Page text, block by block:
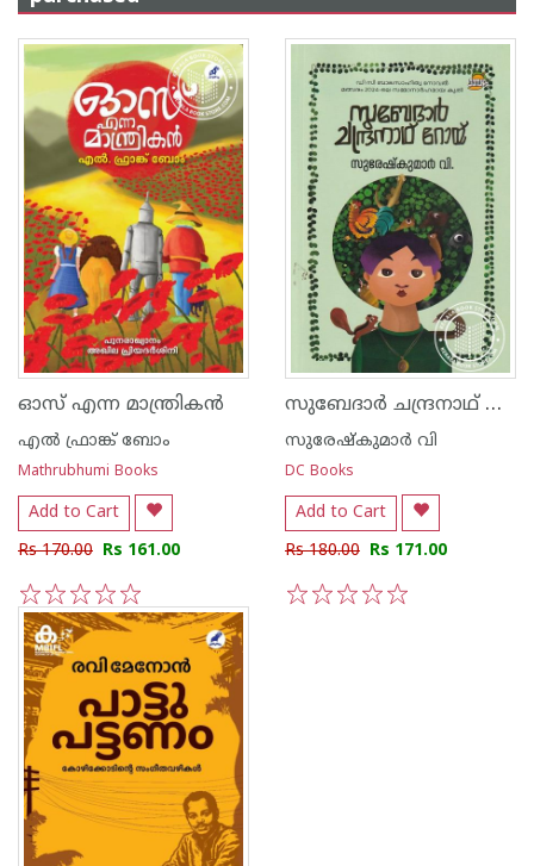
ഓസ് എന്ന മാന്ത്രികൻ
എല്‍ ഫ്രാങ്ക് ബോം
Mathrubhumi Books
Add to Cart
Rs 170.00 Rs 161.00
5
4
3
2
1
സുബേദാർ ചന്ദ്രനാഥ് റോയ്
സുരേഷ്കുമാർ വി
DC Books
Add to Cart
Rs 180.00 Rs 171.00